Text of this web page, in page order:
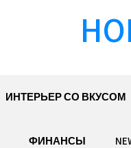
ИНТЕРЬЕР СО ВКУСОМ
ФИНАНСЫ